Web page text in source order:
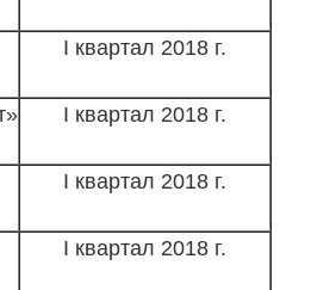
I квартал 2018 г.
I квартал 2018 г.
I квартал 2018 г.
I квартал 2018 г.